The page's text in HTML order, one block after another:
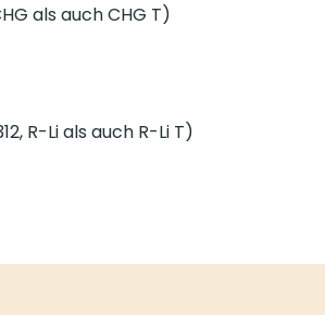
als auch CHG T)
R-Li als auch R-Li T)